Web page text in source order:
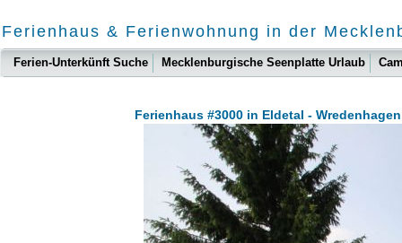
Ferienhaus & Ferienwohnung in der
Ferien-Unterkünft Suche Mecklenburgische Seenplatte Urlaub
Ferienhaus #3000 in Eldetal -